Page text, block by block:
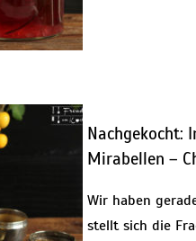
Nachgekocht:
Mirabellen –
Wir haben
stellt sich die